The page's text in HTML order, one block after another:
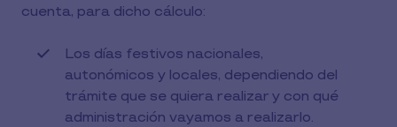
cuenta, para dicho cálculo:
Los días festivos nacionales,
autonómicos y locales, dependiendo del
trámite que se quiera realizar y con qué
administración vayamos a realizarlo.